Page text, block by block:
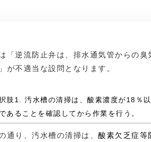
「逆流防止弁は、排水通気管からの
が不適当な設問となります。
肢1. 汚水槽の清掃は、酸素濃度が18％
あることを確認してから作業を行う。
通り、汚水槽の清掃は、 酸素欠乏症等